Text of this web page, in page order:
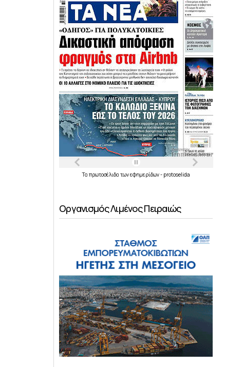
Τα πρωτοσέλιδα τωνεφημερίδων- protoselida
Οργανισμός Λιμένος Πειραιώς